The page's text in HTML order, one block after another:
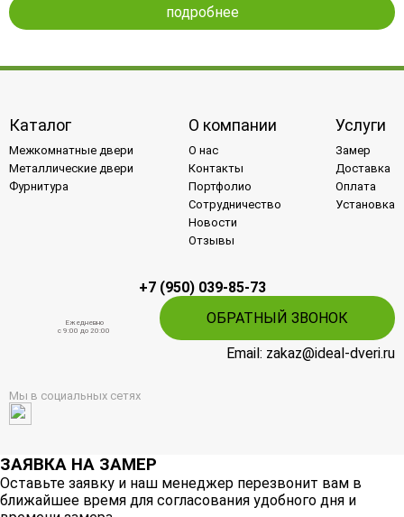
подробнее
Каталог
Межкомнатные двери
Металлические двери
Фурнитура
О компании
О нас
Контакты
Портфолио
Сотрудничество
Новости
Отзывы
Услуги
Замер
Доставка
Оплата
Установка
+7 (950) 039-85-73
Ежедневно
c 9:00 до 20:00
ОБРАТНЫЙ ЗВОНОК
Email: zakaz@ideal-dveri.ru
Мы в социальных сетях
ЗАЯВКА НА ЗАМЕР
Оставьте заявку и наш менеджер перезвонит вам в
ближайшее время для согласования удобного дня и